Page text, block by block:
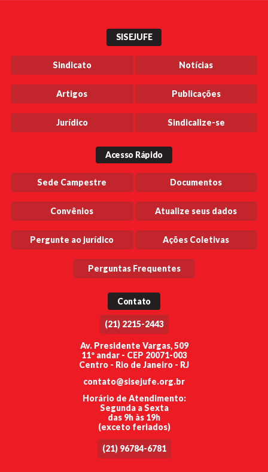
SISEJUFE
Sindicato Notícias
Artigos Publicações
Jurídico Sindicalize-se
Acesso Rápido
Sede Campestre Documentos
Convênios Atualize seus dados
Pergunte ao jurídico Ações Coletivas
Perguntas Frequentes
Contato
(21) 2215-2443
Av. Presidente Vargas, 509
11º andar - CEP 20071-003
Centro - Rio de Janeiro - RJ
contato@sisejufe.org.br
Horário de Atendimento:
Segunda a Sexta
das 9h às 19h
(exceto feriados)
(21) 96784-6781